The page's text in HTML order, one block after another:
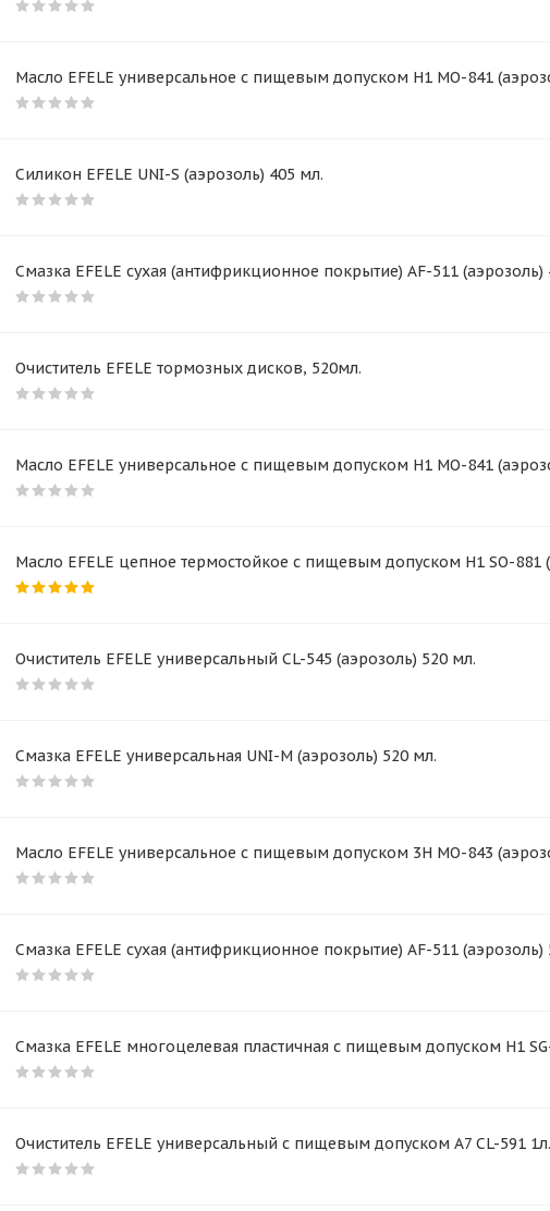
Масло EFELE универсальное с пищевым допуском H1 MO-841
Силикон EFELE UNI-S (аэрозоль) 405 мл.
Смазка EFELE сухая (антифрикционное покрытие) AF-511 (аэрозоль)
Очиститель EFELE тормозных дисков, 520мл.
Масло EFELE универсальное с пищевым допуском H1 MO-841
Масло EFELE цепное термостойкое с пищевым допуском H1 SO-881
Очиститель EFELE универсальный CL-545 (аэрозоль) 520 мл.
Смазка EFELE универсальная UNI-M (аэрозоль) 520 мл.
Масло EFELE универсальное с пищевым допуском 3Н MO-843
Смазка EFELE сухая (антифрикционное покрытие) AF-511 (аэрозоль)
Смазка EFELE многоцелевая пластичная с пищевым допуском H1
Очиститель EFELE универсальный с пищевым допуском A7 CL-591 1л.